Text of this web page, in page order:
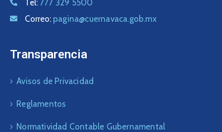
Tel: 777 329 5500
Correo: pagina@cuernavaca.gob.mx
Transparencia
Avisos de Privacidad
Reglamentos
Normatividad Contable Gubernamental